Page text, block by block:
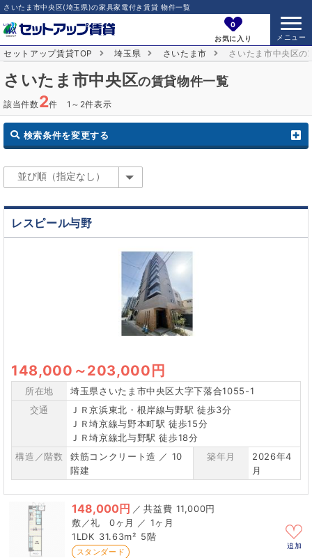
さいたま市中央区(埼玉県)の家具家電付き賃貸 物件一覧
0
お気に入り
セットアップ賃貸TOP 埼玉県 さいたま市 さいたま市中央区の
さいたま市中央区の賃貸物件一覧
該当件数2件 1～2件表示
検索条件を変更する
レスピール与野
148,000 ～203,000円
所在地
埼玉県さいたま市中央区大字下落合1055-1
交通
ＪＲ京浜東北・根岸線与野駅 徒歩3分
ＪＲ埼京線与野本町駅 徒歩15分
ＪＲ埼京線北与野駅 徒歩18分
構造／階数
鉄筋コンクリート造 ／ 10
階建
築年月
2026年4
月
148,000円 ／
11,000円
0ヶ月 ／ 1ヶ月
1LDK 31.63m² 5階
スタンダード
追加